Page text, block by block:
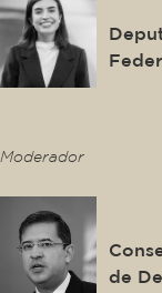
Moderador
de